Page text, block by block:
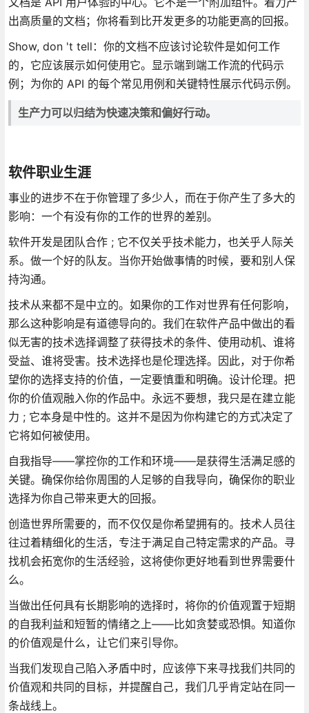
出高质量的文档；你将看到比开发更多的功能更高的回报。
Show, don 't tell：你的文档不应该讨论软件是如何工作
的，它应该展示如何使用它。显示端到端工作流的代码示
例；为你的 API 的每个常见用例和关键特性展示代码示例。
生产力可以归结为快速决策和偏好行动。
软件职业生涯
事业的进步不在于你管理了多少人，而在于你产生了多大的
影响：一个有没有你的工作的世界的差别。
软件开发是团队合作 ; 它不仅关乎技术能力，也关乎人际关
系。做一个好的队友。当你开始做事情的时候，要和别人保
持沟通。
技术从来都不是中立的。如果你的工作对世界有任何影响，
那么这种影响是有道德导向的。我们在软件产品中做出的看
似无害的技术选择调整了获得技术的条件、使用动机、谁将
受益、谁将受害。技术选择也是伦理选择。因此，对于你希
望你的选择支持的价值，一定要慎重和明确。设计伦理。把
你的价值观融入你的作品中。永远不要想，我只是在建立能
力 ; 它本身是中性的。这并不是因为你构建它的方式决定了
它将如何被使用。
自我指导——掌控你的工作和环境——是获得生活满足感的
关键。确保你给你周围的人足够的自我导向，确保你的职业
选择为你自己带来更大的回报。
创造世界所需要的，而不仅仅是你希望拥有的。技术人员往
往过着精细化的生活，专注于满足自己特定需求的产品。寻
找机会拓宽你的生活经验，这将使你更好地看到世界需要什
么。
当做出任何具有长期影响的选择时，将你的价值观置于短期
的自我利益和短暂的情绪之上——比如贪婪或恐惧。知道你
的价值观是什么，让它们来引导你。
当我们发现自己陷入矛盾中时，应该停下来寻找我们共同的
价值观和共同的目标，并提醒自己，我们几乎肯定站在同一
条战线上。